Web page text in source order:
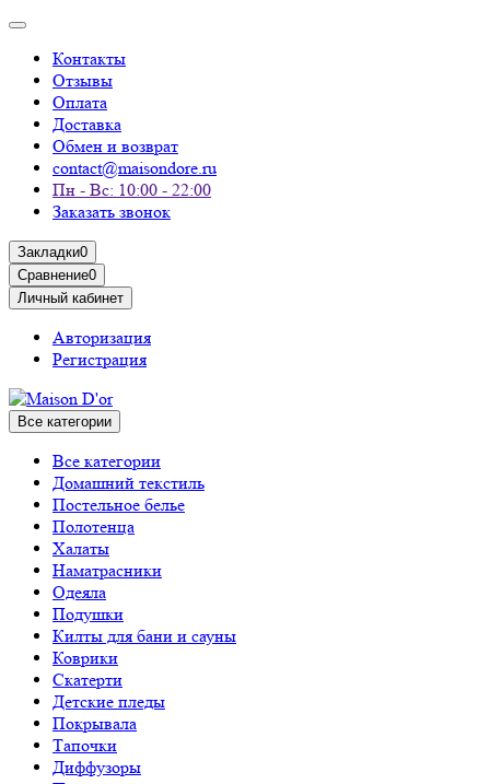
Контакты
Отзывы
Оплата
Доставка
Обмен и возврат
contact@maisondore.ru
Пн - Вс: 10:00 - 22:00
Заказать звонок
Закладки0
Сравнение0
Личный кабинет
Авторизация
Регистрация
Все категории
Все категории
Домашний текстиль
Постельное белье
Полотенца
Халаты
Наматрасники
Одеяла
Подушки
Килты для бани и сауны
Коврики
Скатерти
Детские пледы
Покрывала
Тапочки
Диффузоры